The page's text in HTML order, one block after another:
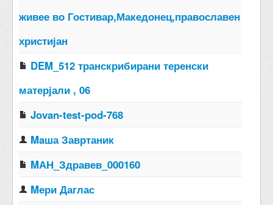
живее во Гостивар,Македонец,православен
христијан
DEM_512 транскрибирани теренски
матерјали , 06
Jovan-test-pod-768
Maша Завртаник
MАН_Здравев_000160
Mери Даглас